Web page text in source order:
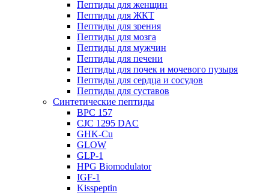
Пептиды для женщин
Пептиды для ЖКТ
Пептиды для зрения
Пептиды для мозга
Пептиды для мужчин
Пептиды для печени
Пептиды для почек и мочевого пузыря
Пептиды для сердца и сосудов
Пептиды для суставов
Синтетические пептиды
BPC 157
CJC 1295 DAC
GHK-Cu
GLOW
GLP-1
HPG Biomodulator
IGF-1
Kisspeptin